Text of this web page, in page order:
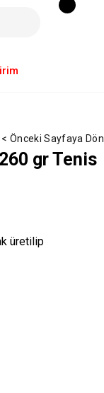
< Önceki Sayfaya Dön
gr Tenis
üretilip